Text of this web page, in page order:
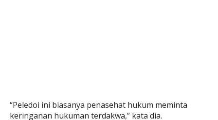
“Peledoi ini biasanya penasehat hukum meminta
keringanan hukuman terdakwa,” kata dia.